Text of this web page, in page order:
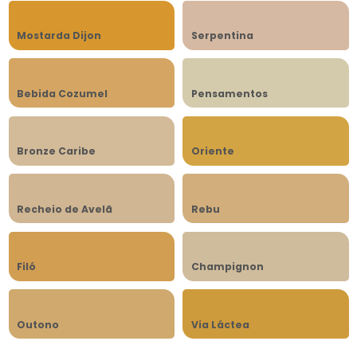
Mostarda Dijon Serpentina
Bebida Cozumel Pensamentos
Bronze Caribe Oriente
Recheio de Avelã Rebu
Filó Champignon
Outono Via Láctea